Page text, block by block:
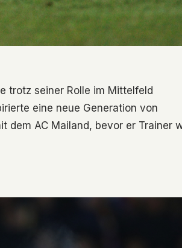
trotz seiner Rolle im Mittelfeld
eine neue Generation von
dem AC Mailand, bevor er Trainer